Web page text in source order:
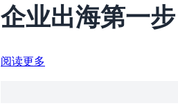
企业出海第一
阅读更多